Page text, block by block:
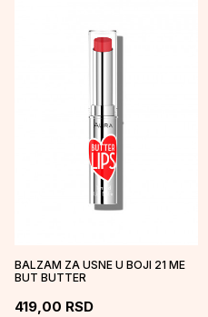
BALZAM ZA USNE U BOJI 21 ME
BUT BUTTER
419,00 RSD